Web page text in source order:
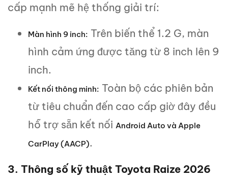
cấp mạnh mẽ hệ thống giải trí:
Màn hình 9 inch: Trên biến thể 1.2 G, màn
hình cảm ứng được tăng từ 8 inch lên 9
inch.
Kết nối thông minh: Toàn bộ các phiên bản
từ tiêu chuẩn đến cao cấp giờ đây đều
hỗ trợ sẵn kết nối Android Auto và Apple
CarPlay (AACP).
3. Thông số kỹ thuật Toyota Raize 2026